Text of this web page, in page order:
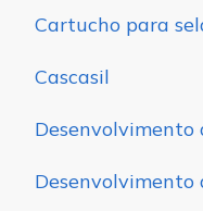
Cartucho para
Cascasil
Desenvolvimento
Desenvolvimento